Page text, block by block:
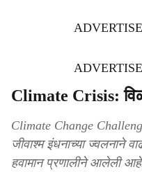
Climate Crisis:
Climate Change
जीवाश्म इंधनाच्या ज्वलनाने
हवामान प्रणालीने आलेली